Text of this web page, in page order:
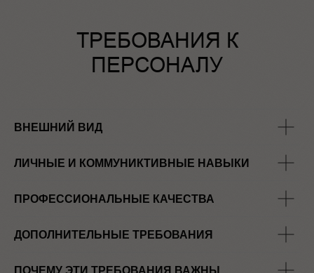
ТРЕБОВАНИЯ К
ПЕРСОНАЛУ
ВНЕШНИЙ ВИД
ЛИЧНЫЕ И КОММУНИКТИВНЫЕ НАВЫКИ
ПРОФЕССИОНАЛЬНЫЕ КАЧЕСТВА
ДОПОЛНИТЕЛЬНЫЕ ТРЕБОВАНИЯ
ПОЧЕМУ ЭТИ ТРЕБОВАНИЯ ВАЖНЫ